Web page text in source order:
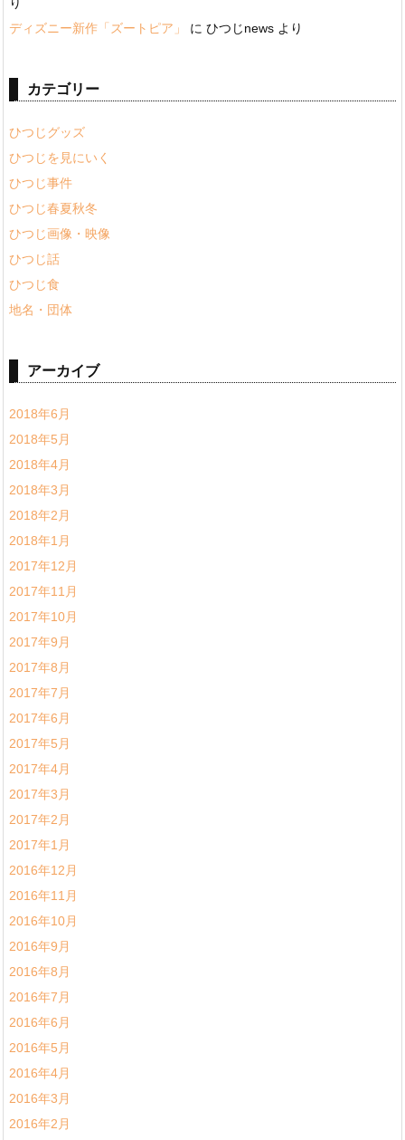
ディズニー新作「ズートピア」
に ひつじnews より
カテゴリー
ひつじグッズ
ひつじを見にいく
ひつじ事件
ひつじ春夏秋冬
ひつじ画像・映像
ひつじ話
ひつじ食
地名・団体
アーカイブ
2018年6月
2018年5月
2018年4月
2018年3月
2018年2月
2018年1月
2017年12月
2017年11月
2017年10月
2017年9月
2017年8月
2017年7月
2017年6月
2017年5月
2017年4月
2017年3月
2017年2月
2017年1月
2016年12月
2016年11月
2016年10月
2016年9月
2016年8月
2016年7月
2016年6月
2016年5月
2016年4月
2016年3月
2016年2月